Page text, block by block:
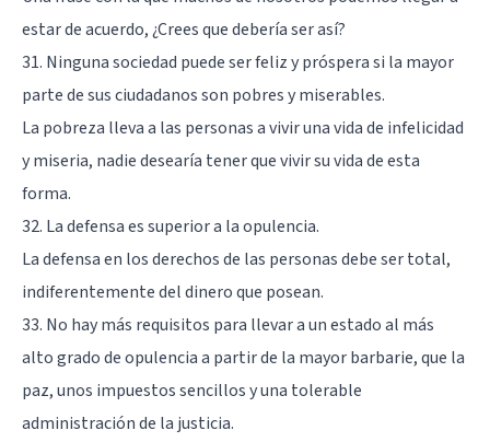
estar de acuerdo, ¿Crees que debería ser así?
31. Ninguna sociedad puede ser feliz y próspera si la mayor
parte de sus ciudadanos son pobres y miserables.
La pobreza lleva a las personas a vivir una vida de infelicidad
y miseria, nadie desearía tener que vivir su vida de esta
forma.
32. La defensa es superior a la opulencia.
La defensa en los derechos de las personas debe ser total,
indiferentemente del dinero que posean.
33. No hay más requisitos para llevar a un estado al más
alto grado de opulencia a partir de la mayor barbarie, que la
paz, unos impuestos sencillos y una tolerable
administración de la justicia.